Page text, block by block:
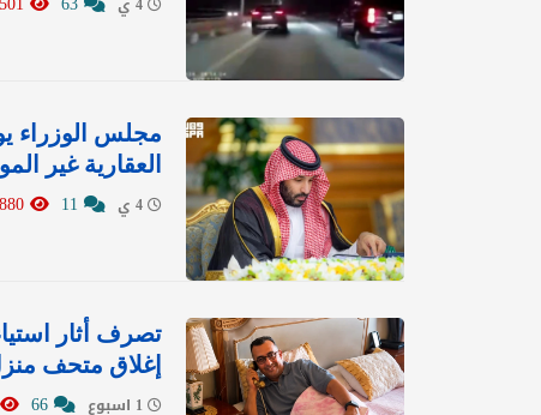
مجلس الوزراء
العقارية غير
تصرف أثار
إغلاق متحف